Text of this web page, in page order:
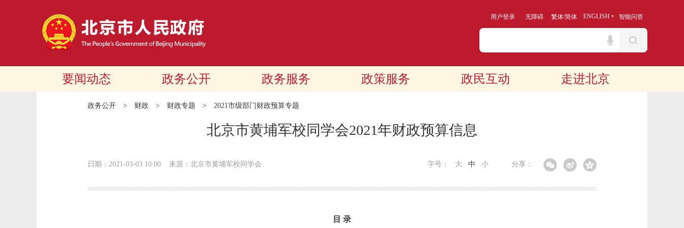
用户登录 无障碍 繁体/简体 ENGLISH 智能问答
要闻动态 政务公开 政务服务 政策服务 政民互动 走进北京
政务公开 > 财政 > 财政专题 > 2021市级部门财政预算专题
北京市黄埔军校同学会2021年财政预算信息
日期：2021-03-03 10:00 来源：北京市黄埔军校同学会 分享：
字号： 大 中 小
目 录